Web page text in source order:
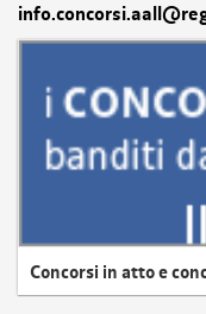
Concorsi in atto e